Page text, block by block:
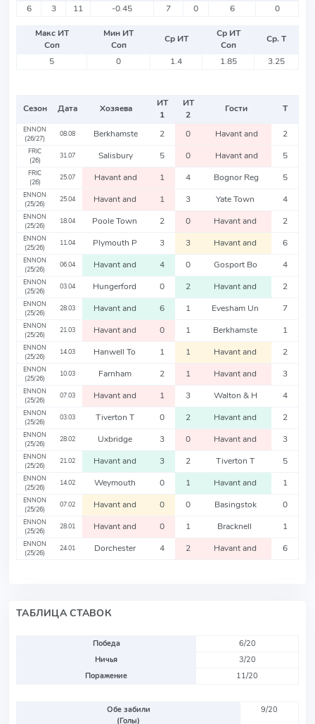
6
3 11 -0.45 7 0 6 0
Макс ИТ
Соп
Мин ИТ
Соп
Ср ИТ
Ср ИТ
Соп
Ср. Т
5
0 1.4 1.85 3.25
Сезон Дата Хозяева
ИТ
1
ИТ
2
Гости Т
ENNON
(26/27)
08.08 Berkhamste 2 0 Havant and 2
FRIC
(26)
31.07 Salisbury 5 0 Havant and 5
FRIC
(26)
25.07 Havant and 1 4 Bognor Reg 5
ENNON
(25/26)
25.04 Havant and 1 3 Yate Town 4
ENNON
(25/26)
18.04 Poole Town 2 0 Havant and 2
ENNON
(25/26)
11.04 Plymouth P 3 3 Havant and 6
ENNON
(25/26)
06.04 Havant and 4 0 Gosport Bo 4
ENNON
(25/26)
03.04 Hungerford 0 2 Havant and 2
ENNON
(25/26)
28.03 Havant and 6 1 Evesham Un 7
ENNON
(25/26)
21.03 Havant and 0 1 Berkhamste 1
ENNON
(25/26)
14.03 Hanwell To 1 1 Havant and 2
ENNON
(25/26)
10.03 Farnham 2 1 Havant and 3
ENNON
(25/26)
07.03 Havant and 1 3 Walton & H 4
ENNON
(25/26)
03.03 Tiverton T 0 2 Havant and 2
ENNON
(25/26)
28.02 Uxbridge 3 0 Havant and 3
ENNON
(25/26)
21.02 Havant and 3 2 Tiverton T 5
ENNON
(25/26)
14.02 Weymouth 0 1 Havant and 1
ENNON
(25/26)
07.02 Havant and 0 0 Basingstok 0
ENNON
(25/26)
28.01 Havant and 0 1 Bracknell 1
ENNON
(25/26)
24.01 Dorchester 4 2 Havant and 6
ТАБЛИЦА СТАВОК
Победа
6/20
Ничья
3/20
Поражение
11/20
Обе забили
(Голы)
9/20